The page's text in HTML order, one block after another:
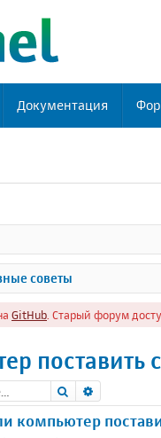
Документация
советы
GitHub . Старый форум
поставить
Поиск
компьютер